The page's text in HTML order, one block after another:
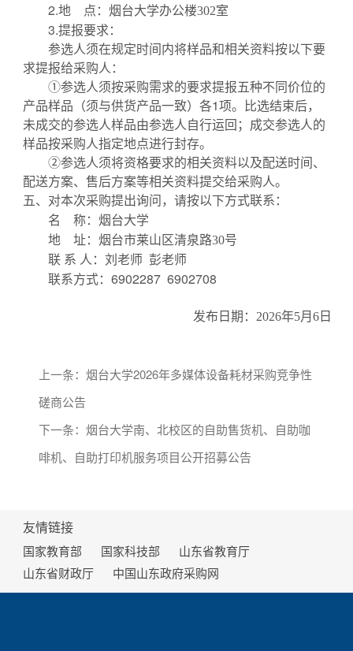
2.地 点： 烟台大学办公楼302室
3.提报要求：
参选人须在规定时间内将样品和相关资料按以下要
求提报给采购人：
①参选人须按采购需求的要求提报五种不同价位的
产品样品（须与供货产品一致）各1项。比选结束后，
未成交的参选人样品由参选人自行运回；成交参选人的
样品按采购人指定地点进行封存。
②参选人须将资格要求的相关资料以及配送时间、
配送方案、售后方案等相关资料提交给采购人。
五、对本次采购提出询问，请按以下方式联系：
名
称： 烟台大学
地 址：烟台市莱山区清泉路30号
联 系 人：刘老师 彭老师
联系方式： 6902287 6902708
发布日期： 2026年5月6日
上一条： 烟台大学2026年多媒体设备耗材采购竞争性
磋商公告
下一条： 烟台大学南、北校区的自助售货机、自助咖
啡机、自助打印机服务项目公开招募公告
友情链接
国家教育部 国家科技部
山东省教育厅
山东省财政厅
中国山东政府采购网